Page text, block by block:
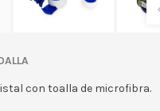
con toalla de microfibra.